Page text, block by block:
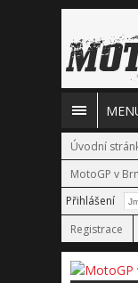
Úvodní
MotoGP v
Přihlášení
Registrace